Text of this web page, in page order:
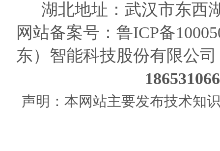
湖北地址：武汉市东西
网站备案号： 鲁ICP备
东）智能科技股份有限公司
声明：本网站主要发布技术知